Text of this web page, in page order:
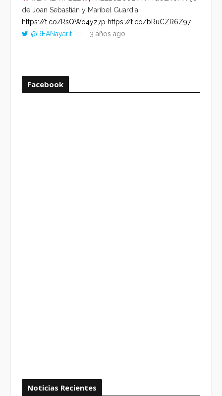
de Joan Sebastián y Maribel Guardia.
https://t.co/RsQWo4yz7p https://t.co/bRuCZR6Z97
@REANayarit
3 años ago
Facebook
Noticias Recientes